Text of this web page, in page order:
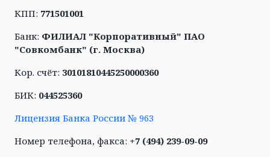
КПП: 771501001
Банк: ФИЛИАЛ "Корпоративный" ПАО
"Совкомбанк" (г. Москва)
Кор. счёт: 30101810445250000360
БИК: 044525360
Лицензия Банка России № 963
Номер телефона, факса: +7 (494) 239-09-09